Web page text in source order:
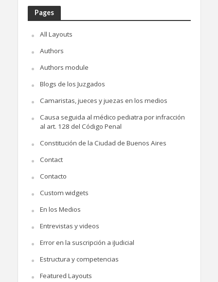
Pages
All Layouts
Authors
Authors module
Blogs de los Juzgados
Camaristas, jueces y juezas en los medios
Causa seguida al médico pediatra por infracción
al art. 128 del Código Penal
Constitución de la Ciudad de Buenos Aires
Contact
Contacto
Custom widgets
En los Medios
Entrevistas y videos
Error en la suscripción a iJudicial
Estructura y competencias
Featured Layouts